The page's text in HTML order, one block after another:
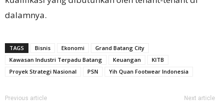
dalamnya.
TAGS Bisnis Ekonomi
Grand Batang City
Kawasan Industri Terpadu Batang
Keuangan
KITB
Proyek Strategi Nasional
PSN Yih Quan Footwear Indonesia
Previous article Next article